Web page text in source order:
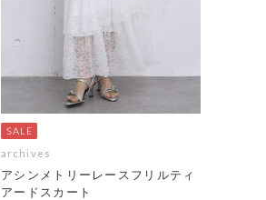
archives
アシンメトリーレースフリルティ
アードスカート